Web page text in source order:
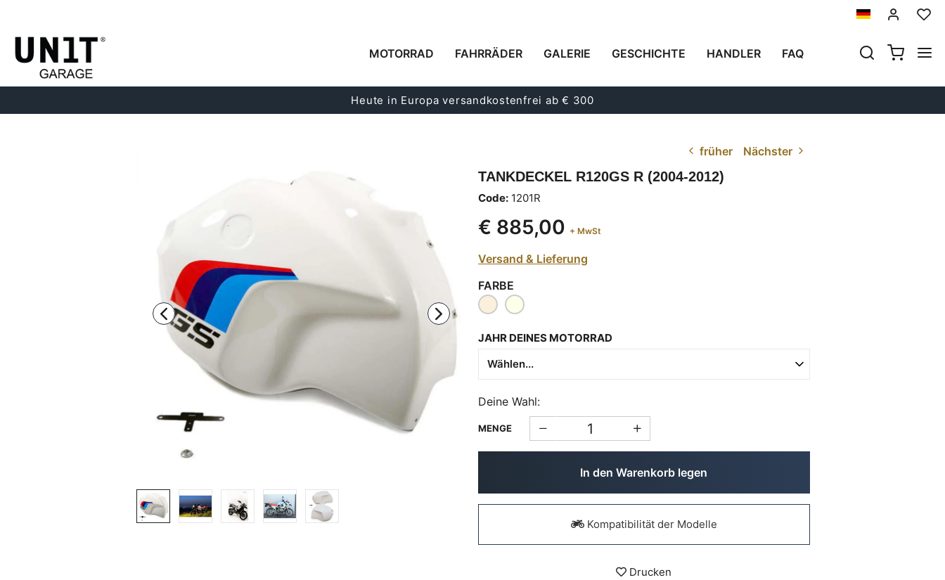
MOTORRAD FAHRRÄDER GALERIE GESCHICHTE HANDLER FAQ
Heute in Europa versandkostenfrei ab € 300
früher Nächster
TANKDECKEL R120GS R (2004-2012)
Code: 1201R
€ 885,00 + MwSt
Versand & Lieferung
FARBE
JAHR DEINES MOTORRAD
Deine Wahl:
MENGE
In den Warenkorb legen
Kompatibilität der Modelle
Drucken